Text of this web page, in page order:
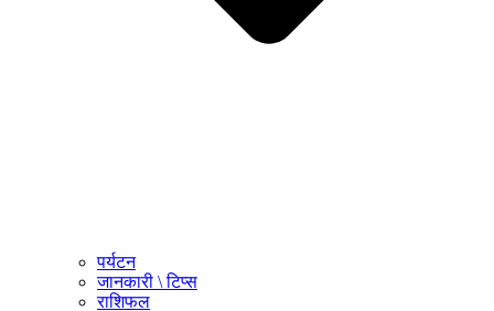
पर्यटन
जानकारी \ टिप्स
राशिफल